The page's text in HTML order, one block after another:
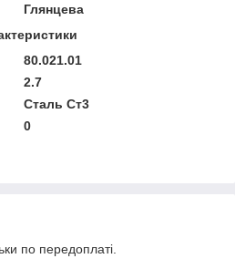
Глянцева
80.021.01
2.7
Сталь Ст3
0
по передоплаті.